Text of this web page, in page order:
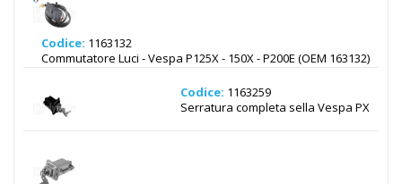
Codice: 1163132
Commutatore Luci - Vespa P125X - 150X - P200E (OEM 163132)
Codice: 1163259
Serratura completa sella Vespa PX